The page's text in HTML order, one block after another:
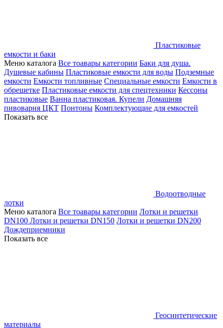
Пластиковые
емкости и баки
Меню каталога Все тоавары категории Баки для душа.
Душевые кабины Пластиковые емкости для воды Подземные
емкости Емкости топливные Специальные емкости Емкости в
обрешетке Пластиковые емкости для спецтехники Кессоны
пластиковые Ванна пластиковая. Купели Домашняя
пивоварня ЦКТ Понтоны Комплектующие для емкостей
Показать все
Водоотводные
лотки
Меню каталога Все тоавары категории Лотки и решетки
DN100 Лотки и решетки DN150 Лотки и решетки DN200
Дождеприемники
Показать все
Геосинтетические
материалы